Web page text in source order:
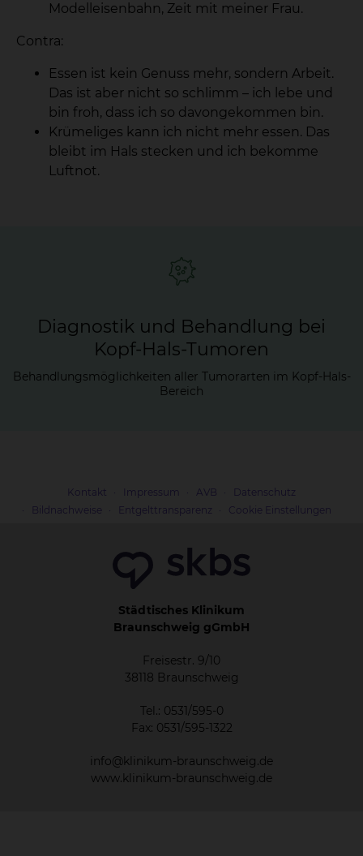
Modelleisenbahn, Zeit mit meiner Frau.
Contra:
Essen ist kein Genuss mehr, sondern Arbeit.
Das ist aber nicht so schlimm – ich lebe und
bin froh, dass ich so davongekommen bin.
Krümeliges kann ich nicht mehr essen. Das
bleibt im Hals stecken und ich bekomme
Luftnot.
Diagnostik und Behandlung bei
Kopf-Hals-Tumoren
Behandlungsmöglichkeiten aller Tumorarten im Kopf-Hals-
Bereich
Kontakt Impressum AVB
Datenschutz
Bildnachweise
Entgelttransparenz Cookie Einstellungen
Städtisches Klinikum
Braunschweig gGmbH
Freisestr. 9/10
38118 Braunschweig
Tel.: 0531/595-0
Fax: 0531/595-1322
info@klinikum-braunschweig.de
www.klinikum-braunschweig.de